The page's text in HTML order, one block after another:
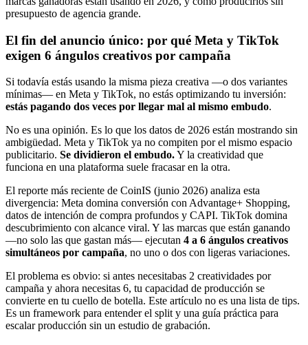
presupuesto de agencia grande.
El fin del anuncio único: por qué Meta y TikTok
exigen 6 ángulos creativos por campaña
Si todavía estás usando la misma pieza creativa —o dos variantes
mínimas— en Meta y TikTok, no estás optimizando tu inversión:
estás pagando dos veces por llegar mal al mismo embudo.
No es una opinión. Es lo que los datos de 2026 están mostrando sin
ambigüedad. Meta y TikTok ya no compiten por el mismo espacio
publicitario. Se dividieron el embudo.Y la creatividad que
funciona en una plataforma suele fracasar en la otra.
El reporte más reciente de CoinIS (junio 2026) analiza esta
divergencia: Meta domina conversión con Advantage+ Shopping,
datos de intención de compra profundos y CAPI. TikTok domina
descubrimiento con alcance viral. Y las marcas que están ganando
—no solo las que gastan más— ejecutan 4 a 6 ángulos creativos
simultáneos por campaña, no uno o dos con ligeras variaciones.
El problema es obvio: si antes necesitabas 2 creatividades por
campaña y ahora necesitas 6, tu capacidad de producción se
convierte en tu cuello de botella. Este artículo no es una lista de tips.
Es un framework para entender el split y una guía práctica para
escalar producción sin un estudio de grabación.